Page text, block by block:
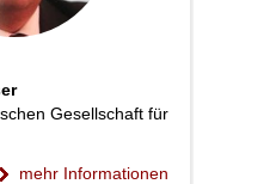
Gesellschaft für
mehr Informationen